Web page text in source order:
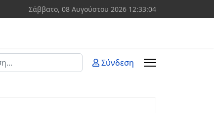
Σάββατο, 08 Αυγούστου 2026 12:33:04
Σύνδεση